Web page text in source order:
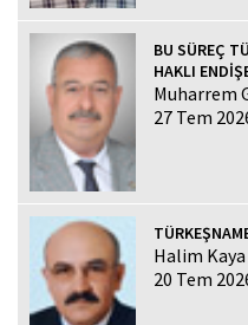
BU SÜREÇ
HAKLI
Muharrem
27 Tem
Halim Kaya
20 Tem